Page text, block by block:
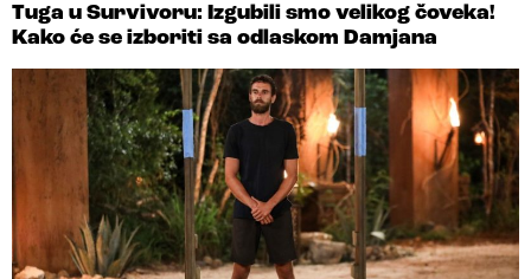
Tuga u Survivoru: Izgubili smo velikog čoveka!
Kako će se izboriti sa odlaskom Damjana